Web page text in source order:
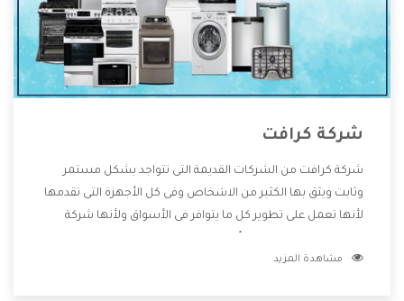
شركة كرافت
شركة كرافت من الشركات القديمة التى تتواجد بشكل مستمر
وثابت ويثق بها الكثير من الاشخاص وفى كل الأجهزة التى تقدمها
لأنها تعمل على تطوير كل ما يتوافر فى الأسواق ولأنها شركة
وتقدم للعملاء أقوى العروض والخصومات التى تسهل على
مشاهدة المزيد